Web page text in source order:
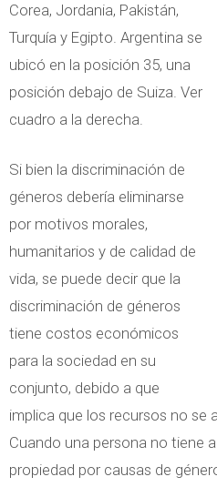
Corea, Jordania, Pakistán,
Turquía y Egipto. Argentina se
ubicó en la posición 35, una
posición debajo de Suiza. Ver
cuadro a la derecha.
Si bien la discriminación de
géneros debería eliminarse
por motivos morales,
humanitarios y de calidad de
vida, se puede decir que la
discriminación de géneros
tiene costos económicos
para la sociedad en su
conjunto, debido a que
implica que los recursos no se
Cuando una persona no tiene
propiedad por causas de